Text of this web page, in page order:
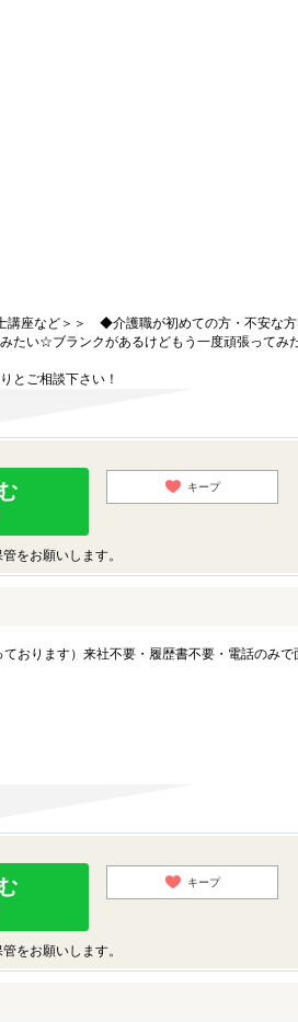
講座など＞＞ ◆介護職が初めての方・不安な
たい☆ブランクがあるけどもう一度頑張ってみ
とご相談下さい！
キープ
をお願いします。
おります）来社不要・履歴書不要・電話のみで
キープ
をお願いします。